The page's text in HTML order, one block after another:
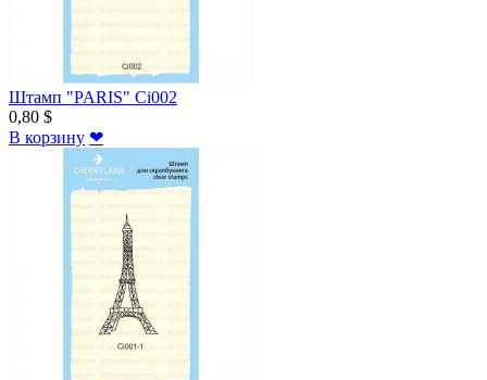
Штамп "PARIS" Ci002
0,80 $
В корзину ❤